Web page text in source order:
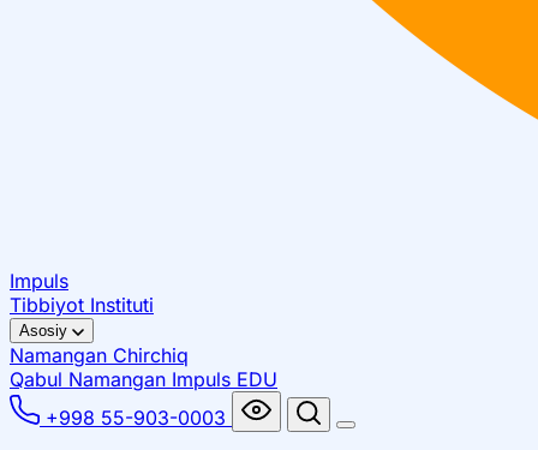
Impuls
Tibbiyot Instituti
Asosiy
Namangan Chirchiq
Qabul Namangan Impuls EDU
+998 55-903-0003